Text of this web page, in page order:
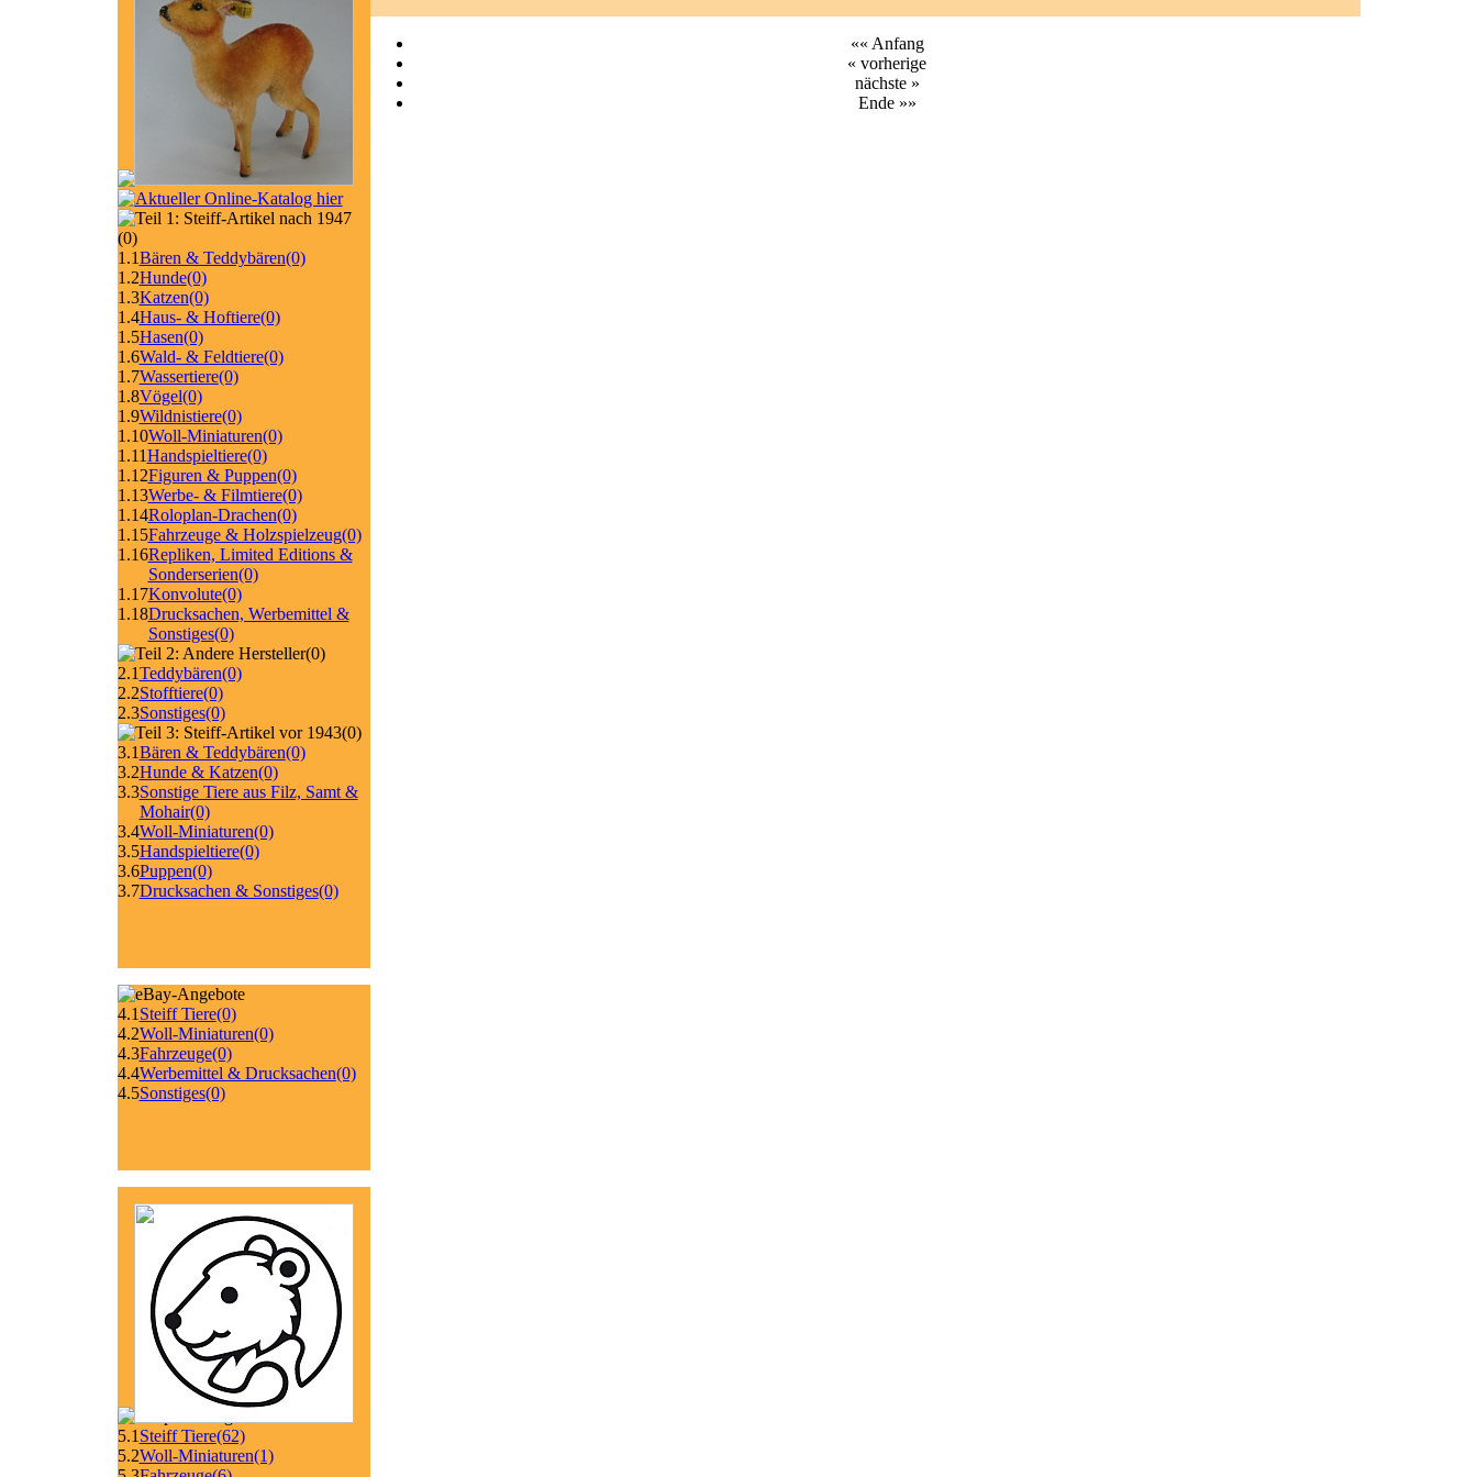
(0)
1.1Bären & Teddybären(0)
1.2Hunde(0)
1.3Katzen(0)
1.4Haus- & Hoftiere(0)
1.5Hasen(0)
1.6Wald- & Feldtiere(0)
1.7Wassertiere(0)
1.8Vögel(0)
1.9Wildnistiere(0)
1.10Woll-Miniaturen(0)
1.11Handspieltiere(0)
1.12Figuren & Puppen(0)
1.13Werbe- & Filmtiere(0)
1.14Roloplan-Drachen(0)
1.15Fahrzeuge & Holzspielzeug(0)
1.16Repliken, Limited Editions &
Sonderserien(0)
1.17Konvolute(0)
1.18Drucksachen, Werbemittel &
Sonstiges(0)
(0)
2.1Teddybären(0)
2.2Stofftiere(0)
2.3Sonstiges(0)
(0)
3.1Bären & Teddybären(0)
3.2Hunde & Katzen(0)
3.3Sonstige Tiere aus Filz, Samt &
Mohair(0)
3.4Woll-Miniaturen(0)
3.5Handspieltiere(0)
3.6Puppen(0)
3.7Drucksachen & Sonstiges(0)
4.1 Steiff Tiere(0)
4.2Woll-Miniaturen(0)
4.3Fahrzeuge(0)
4.4Werbemittel & Drucksachen(0)
4.5Sonstiges(0)
5.1 Steiff Tiere(62)
5.2Woll-Miniaturen(1)
«« Anfang
« vorherige
nächste »
Ende »»